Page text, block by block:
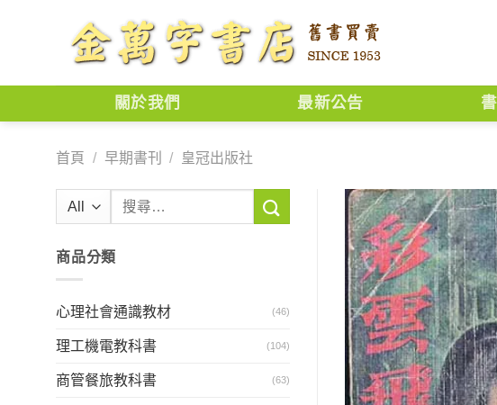
關於我們 最新公告
首頁 / 早期書刊 / 皇冠出版社
鍵
商品分類
心理社會通識教材 (46)
理工機電教科書 (104)
商管餐旅教科書 (63)